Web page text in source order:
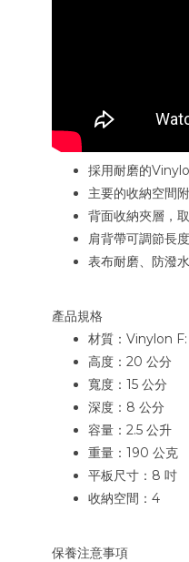
採用耐磨的
主要的收納空間
背面收納夾層，取
肩背帶可調節長
表布耐磨、防潑水
產品規格
材質：Vinylon
高度：20 公分
寬度：15 公分
深度：8 公分
容量：2.5 公升
重量：190 公克
平板尺寸：8 吋
收納空間： 4
保養注意事項